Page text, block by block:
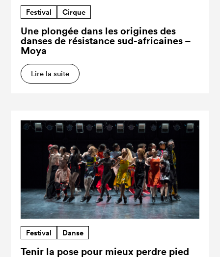
Festival Cirque
Une plongée dans les origines des
danses de résistance sud-africaines –
Moya
Lire la suite
Festival Danse
Tenir la pose pour mieux perdre pied